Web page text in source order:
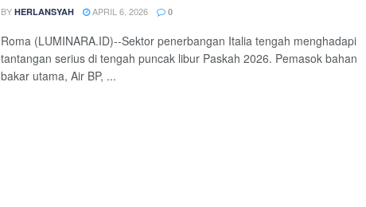
BY HERLANSYAH APRIL 6, 2026 0
Roma (LUMINARA.ID)--Sektor penerbangan Italia tengah menghadapi
tantangan serius di tengah puncak libur Paskah 2026. Pemasok bahan
bakar utama, Air BP, ...